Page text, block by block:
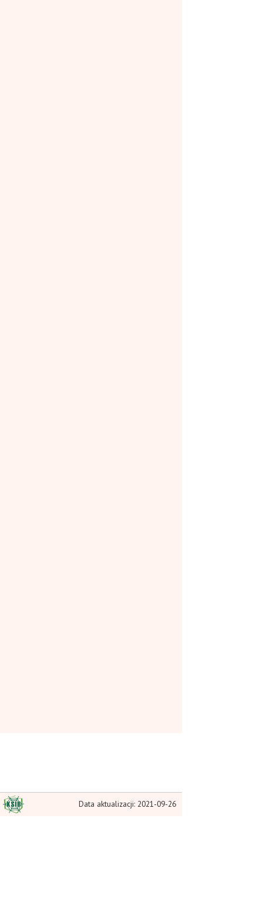
Data aktualizacji: 2021-09-26